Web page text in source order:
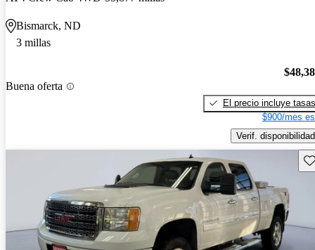
Bismarck, ND
3 millas
Buena oferta
El precio incluye tasas
$900/mes
Verif. disponibilidad